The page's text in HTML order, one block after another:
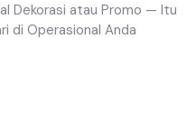
Dekorasi atau Promo — Itu
di Operasional Anda